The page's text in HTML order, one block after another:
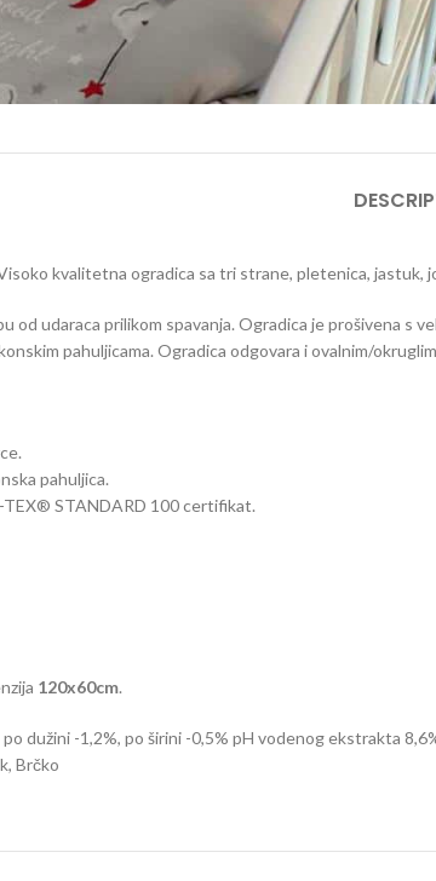
kvalitetna ogradica sa tri strane, pletenica, jastuk,
od udaraca prilikom spavanja. Ogradica je prošivena s
pahuljicama. Ogradica odgovara i ovalnim/
pahuljica.
STANDARD 100 certifikat.
120x60cm.
dužini -1,2%, po širini -0,5% pH vodenog ekstrakta
Brčko